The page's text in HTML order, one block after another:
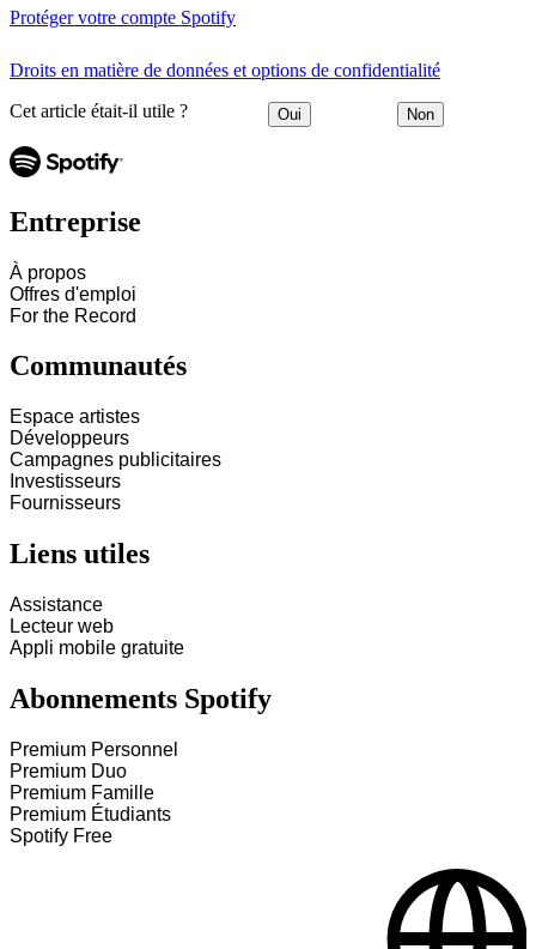
Protéger votre compte Spotify
Droits en matière de données et options de confidentialité
Cet article était-il utile ? Oui Non
Entreprise
À propos
Offres d'emploi
For the Record
Communautés
Espace artistes
Développeurs
Campagnes publicitaires
Investisseurs
Fournisseurs
Liens utiles
Assistance
Lecteur web
Appli mobile gratuite
Abonnements Spotify
Premium Personnel
Premium Duo
Premium Famille
Premium Étudiants
Spotify Free